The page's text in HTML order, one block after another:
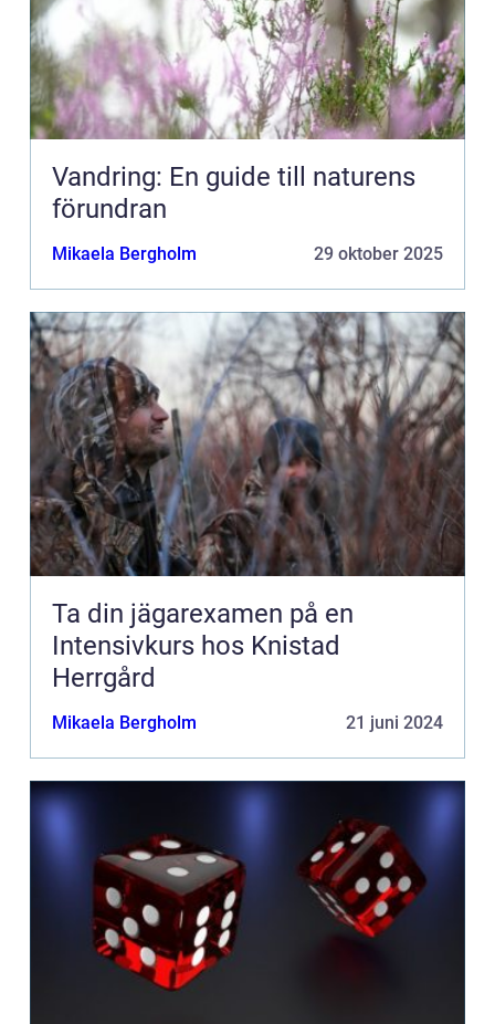
Vandring: En guide till naturens
förundran
Mikaela Bergholm 29 oktober 2025
Ta din jägarexamen på en
Intensivkurs hos Knistad
Herrgård
Mikaela Bergholm 21 juni 2024